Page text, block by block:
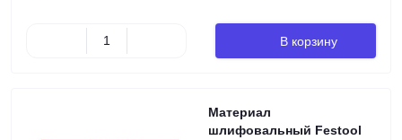
В корзину
Материал
шлифовальный Festool